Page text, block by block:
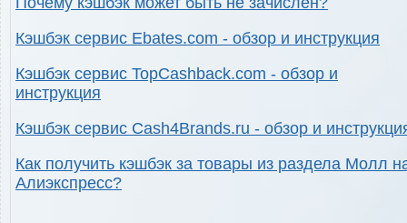
Кэшбэк сервис Ebates.com - обзор и инструкция
Кэшбэк сервис TopCashback.com - обзор и
инструкция
Кэшбэк сервис Cash4Brands.ru - обзор и
Как получить кэшбэк за товары из раздела Молл
Алиэкспресс?